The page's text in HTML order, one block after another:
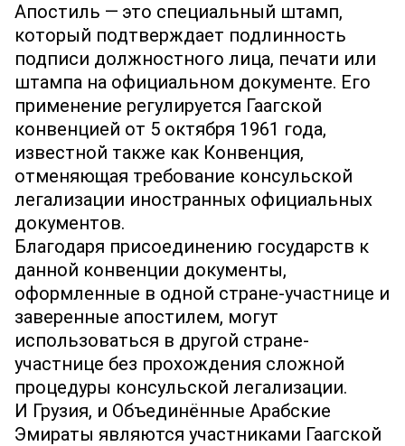
Апостиль — это специальный штамп,
который подтверждает подлинность
подписи должностного лица, печати или
штампа на официальном документе. Его
применение регулируется Гаагской
конвенцией от 5 октября 1961 года,
известной также как Конвенция,
отменяющая требование консульской
легализации иностранных официальных
документов.
Благодаря присоединению государств к
данной конвенции документы,
оформленные в одной стране‐участнице и
заверенные апостилем, могут
использоваться в другой стране‐
участнице без прохождения сложной
процедуры консульской легализации.
И Грузия, и Объединённые Арабские
Эмираты являются участниками Гаагской